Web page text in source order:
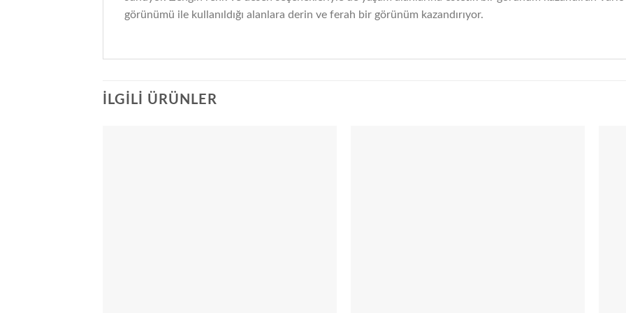
görünümü ile kullanıldığı alanlara derin ve ferah bir görünüm kazandırıyor.
İLGILI ÜRÜNLER